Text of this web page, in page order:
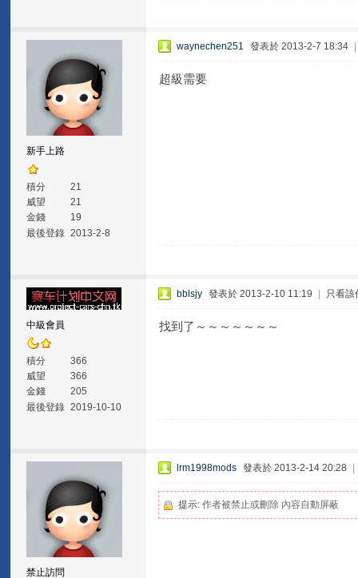
新手上路
積分
21
威望
21
金錢
19
最後登錄 2013-2-8
waynechen251 發表於 2013-2-7 18:34
超級需要
中級會員
積分
366
威望
366
金錢
205
最後登錄 2019-10-10
bblsjy 發表於 2013-2-10 11:19 只看該
找到了～～～～～～～
禁止訪問
lrm1998mods 發表於 2013-2-14 20:28
提示:作者被禁止或刪除 內容自動屏蔽